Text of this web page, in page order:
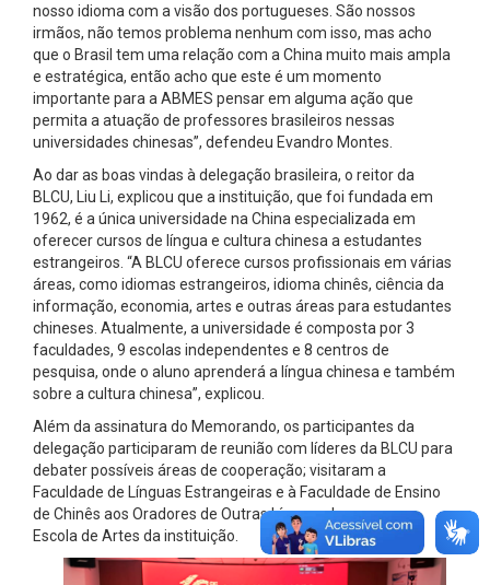
nosso idioma com a visão dos portugueses. São nossos
irmãos, não temos problema nenhum com isso, mas acho
que o Brasil tem uma relação com a China muito mais ampla
e estratégica, então acho que este é um momento
importante para a ABMES pensar em alguma ação que
permita a atuação de professores brasileiros nessas
universidades chinesas”, defendeu Evandro Montes.
Ao dar as boas vindas à delegação brasileira, o reitor da
BLCU, Liu Li, explicou que a instituição, que foi fundada em
1962, é a única universidade na China especializada em
oferecer cursos de língua e cultura chinesa a estudantes
estrangeiros. “A BLCU oferece cursos profissionais em várias
áreas, como idiomas estrangeiros, idioma chinês, ciência da
informação, economia, artes e outras áreas para estudantes
chineses. Atualmente, a universidade é composta por 3
faculdades, 9 escolas independentes e 8 centros de
pesquisa, onde o aluno aprenderá a língua chinesa e também
sobre a cultura chinesa”, explicou.
Além da assinatura do Memorando, os participantes da
delegação participaram de reunião com líderes da BLCU para
debater possíveis áreas de cooperação; visitaram a
Faculdade de Línguas Estrangeiras e à Faculdade de Ensino
de Chinês aos Oradores de Outras Línguas, bem como a
Escola de Artes da instituição.